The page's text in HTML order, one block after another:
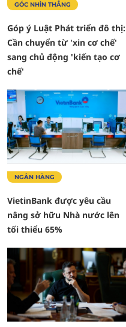
GÓC NHÌN THẲNG
Góp ý Luật Phát triển đô thị:
Cần chuyển từ 'xin cơ chế'
sang chủ động 'kiến tạo cơ
chế'
NGÂN HÀNG
VietinBank được yêu cầu
nâng sở hữu Nhà nước lên
tối thiểu 65%